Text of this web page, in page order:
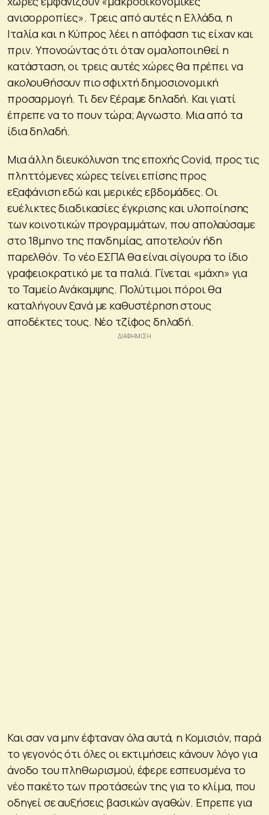
ανισορροπίες». Τρεις από αυτές η Ελλάδα, η
Ιταλία και η Κύπρος λέει η απόφαση τις είχαν και
πριν. Υπονοώντας ότι όταν ομαλοποιηθεί η
κατάσταση, οι τρεις αυτές χώρες θα πρέπει να
ακολουθήσουν πιο σφιχτή δημοσιονομική
προσαρμογή. Τι δεν ξέραμε δηλαδή. Και γιατί
έπρεπε να το πουν τώρα; Αγνωστο. Μια από τα
ίδια δηλαδή.
Μια άλλη διευκόλυνση της εποχής Covid, προς τις
πληττόμενες χώρες τείνει επίσης προς
εξαφάνιση εδώ και μερικές εβδομάδες. Οι
ευέλικτες διαδικασίες έγκρισης και υλοποίησης
των κοινοτικών προγραμμάτων, που απολαύσαμε
στο 18μηνο της πανδημίας, αποτελούν ήδη
παρελθόν. Το νέο ΕΣΠΑ θα είναι σίγουρα το ίδιο
γραφειοκρατικό με τα παλιά. Γίνεται «μάχη» για
το Ταμείο Ανάκαμψης. Πολύτιμοι πόροι θα
καταλήγουν ξανά με καθυστέρηση στους
αποδέκτες τους. Νέο τζίφος δηλαδή.
Και σαν να μην έφταναν όλα αυτά, η Κομισιόν, παρά
το γεγονός ότι όλες οι εκτιμήσεις κάνουν λόγο για
άνοδο του πληθωρισμού, έφερε εσπευσμένα το
νέο πακέτο των προτάσεών της για το κλίμα, που
οδηγεί σε αυξήσεις βασικών αγαθών. Επρεπε για